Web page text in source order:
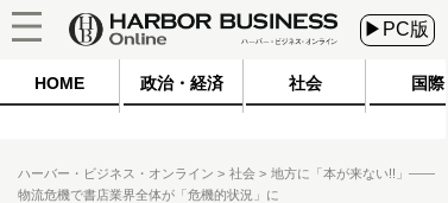
▶PC版
HOME 政治・経済 社会 国際
ハーバー・ビジネス・オンライン 社会
地方に「本が来ない!!」――
物流危機で書店業界全体が「危機的状況」に